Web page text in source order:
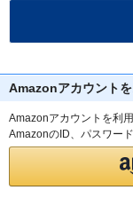
Amazonアカウント
Amazonアカウントを利
AmazonのID、パスワー